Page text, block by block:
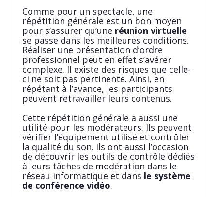
Comme pour un spectacle, une
répétition générale est un bon moyen
pour s’assurer qu’une réunion virtuelle
se passe dans les meilleures conditions.
Réaliser une présentation d’ordre
professionnel peut en effet s’avérer
complexe. Il existe des risques que celle-
ci ne soit pas pertinente. Ainsi, en
répétant à l’avance, les participants
peuvent retravailler leurs contenus.
Cette répétition générale a aussi une
utilité pour les modérateurs. Ils peuvent
vérifier l’équipement utilisé et contrôler
la qualité du son. Ils ont aussi l’occasion
de découvrir les outils de contrôle dédiés
à leurs tâches de modération dans le
réseau informatique et dans le système
de conférence vidéo.